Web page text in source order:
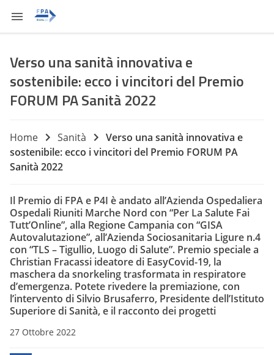
Verso una sanità innovativa e
sostenibile: ecco i vincitori del Premio
FORUM PA Sanità 2022
Home Sanità
Verso una sanità innovativa e
sostenibile: ecco i vincitori del Premio FORUM PA
Sanità 2022
Il Premio di FPA e P4I è andato all’Azienda Ospedaliera
Ospedali Riuniti Marche Nord con “Per La Salute Fai
Tutt’Online”, alla Regione Campania con “GISA
Autovalutazione”, all’Azienda Sociosanitaria Ligure n.4
con “TLS – Tigullio, Luogo di Salute”. Premio speciale a
Christian Fracassi ideatore di EasyCovid-19, la
maschera da snorkeling trasformata in respiratore
d’emergenza. Potete rivedere la premiazione, con
l’intervento di Silvio Brusaferro, Presidente dell’Istituto
Superiore di Sanità, e il racconto dei progetti
27 Ottobre 2022